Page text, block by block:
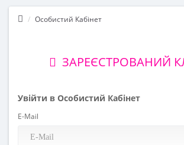
Особистий Кабінет
ЗАРЕЄСТРОВАНИЙ
Увійти в Особистий Кабінет
E-Mail